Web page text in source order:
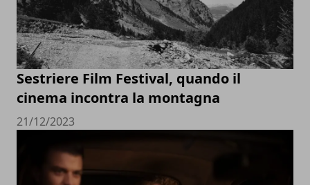
Sestriere Film Festival, quando il
cinema incontra la montagna
21/12/2023